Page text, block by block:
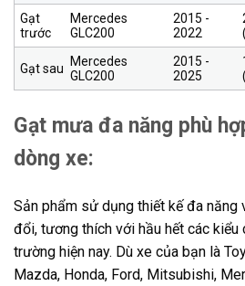
Gạt
trước
Mercedes
GLC200
2015 -
2022
Gạt sau
Mercedes
GLC200
2015 -
2025
Gạt mưa đa năng phù
dòng xe:
Sản phẩm sử dụng thiết kế đa năng
đổi, tương thích với hầu hết các kiểu
trường hiện nay. Dù xe của bạn là
Mazda, Honda, Ford, Mitsubishi,